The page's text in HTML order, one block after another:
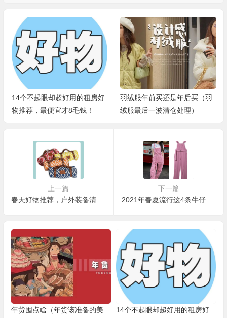
14个不起眼却超好用的租房好
物推荐，最便宜才8毛钱！
羽绒服年前买还是年后买（羽
绒服最后一波清仓处理）
上一篇
春天好物推荐，户外装备清单基本装备
下一篇
2021年春夏流行这4条牛仔裤推荐！超显瘦瘦瘦！！
年货囤点啥（年货该准备的美
14个不起眼却超好用的租房好